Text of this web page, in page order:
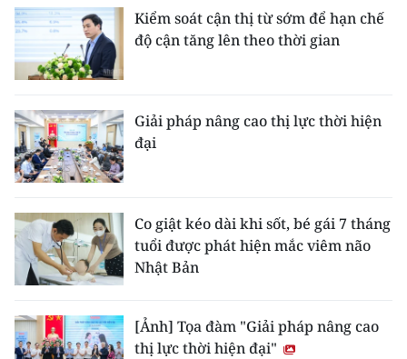
Kiểm soát cận thị từ sớm để hạn chế
độ cận tăng lên theo thời gian
Giải pháp nâng cao thị lực thời hiện
đại
Co giật kéo dài khi sốt, bé gái 7 tháng
tuổi được phát hiện mắc viêm não
Nhật Bản
[Ảnh] Tọa đàm "Giải pháp nâng cao
thị lực thời hiện đại"